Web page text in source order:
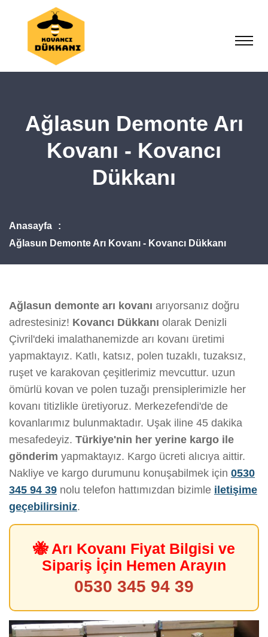
Ağlasun Demonte Arı
Kovanı - Kovancı
Dükkanı
Anasayfa
Ağlasun Demonte Arı Kovanı - Kovancı Dükkanı
Ağlasun demonte arı kovanı arıyorsanız doğru
adrestesiniz! Kovancı Dükkanı olarak Denizli
Çivril'deki imalathanemizde arı kovanı üretimi
yapmaktayız. Katlı, katsız, polen tuzaklı, tuzaksız,
ruşet ve karakovan çeşitlerimiz mevcuttur. uzun
ömürlü kovan ve polen tuzağı prensiplerimizle her
kovanı titizlikle üretiyoruz. Merkezefendi'de de
kovanlarımız bulunmaktadır. Uşak iline 45 dakika
mesafedeyiz. Türkiye'nin her yerine kargo ile
gönderim yapmaktayız. Kargo ücreti alıcıya aittir.
Nakliye ve kargo durumunu konuşabilmek için 0530
345 94 39 nolu telefon hattımızdan bizimle iletişime
geçebilirsiniz.
🐝 Arı Kovanı Fiyat Bilgisi ve
Sipariş İçin Hemen Arayın
0530 345 94 39